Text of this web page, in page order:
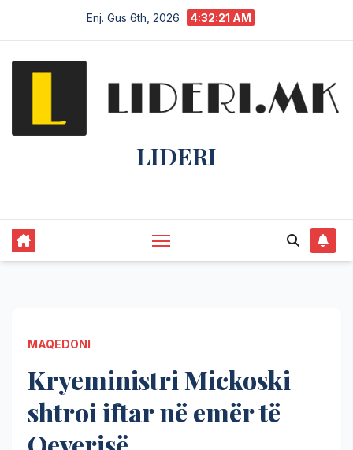
Enj. Gus 6th, 2026 4:32:21 AM
LIDERI
MAQEDONI
Kryeministri Mickoski
shtroi iftar në emër të